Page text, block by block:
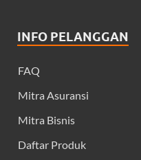
INFO PELANGGAN
FAQ
Mitra Asuransi
Mitra Bisnis
Daftar Produk